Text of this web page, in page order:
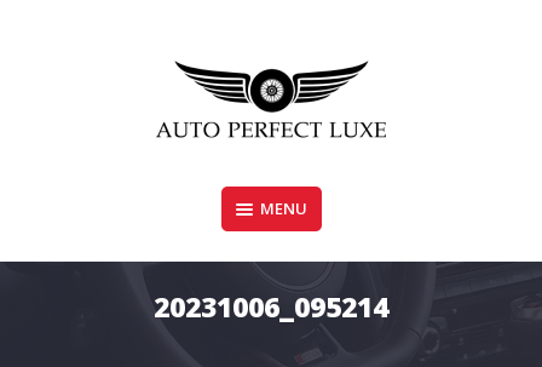
AUTO PERFECT LUXE
MENU
20231006_095214